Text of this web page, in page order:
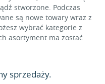
stworzone. Podczas
są nowe towary wraz z
wybrać kategorie z
asortyment ma zostać
sprzedaży.